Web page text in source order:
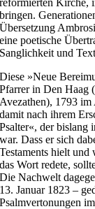
reformierten Kirche,
bringen.
Übersetzung
eine poetische
Sanglichkeit und
Diese »Neue
Pfarrer in Den Haag
Avezathen), 1793
damit nach ihrem
Psalter«, der bislang
war. Dass er sich
Testaments hielt und
das Wort redete,
Die Nachwelt
13. Januar 1823 –
Psalmvertonungen